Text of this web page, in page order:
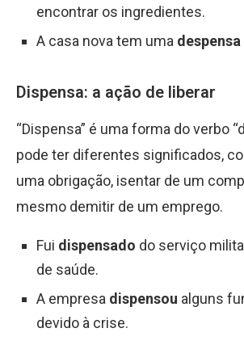
encontrar os ingredientes.
A casa nova tem uma despensa
Dispensa: a ação de liberar
“Dispensa” é uma forma do verbo
pode ter diferentes significados,
uma obrigação, isentar de um
mesmo demitir de um emprego.
Fui dispensado do serviço
de saúde.
A empresa dispensou alguns
devido à crise.